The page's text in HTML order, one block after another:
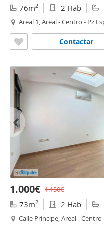
76m2 2 Hab
Areal 1, Areal - Centro - Pz
Contactar
1.000€ 1.150€
73m2 2 Hab
Calle Príncipe, Areal -